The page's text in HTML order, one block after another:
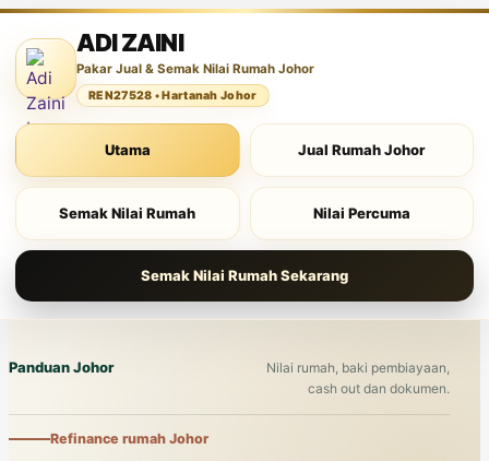
ADI ZAINI
Pakar Jual & Semak Nilai Rumah Johor
REN27528 • Hartanah Johor
Utama Jual Rumah Johor
Semak Nilai Rumah Nilai Percuma
Semak Nilai Rumah Sekarang
Panduan Johor
Nilai rumah, baki pembiayaan,
cash out dan dokumen.
Refinance rumah Johor